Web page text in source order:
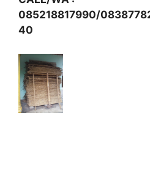
085218817990/
40